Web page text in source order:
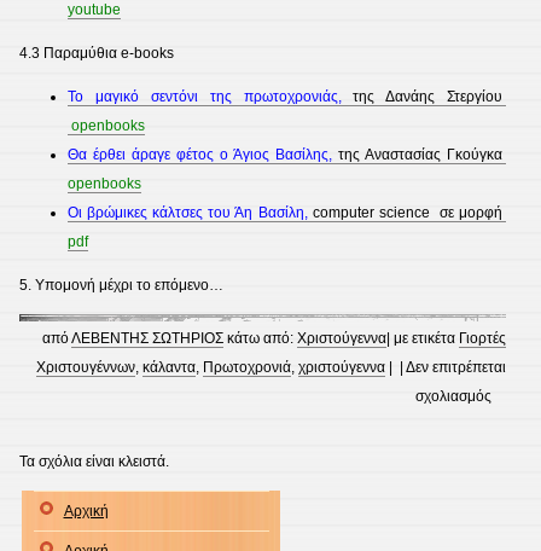
youtube
4.3 Παραμύθια e-books
Το μαγικό σεντόνι της πρωτοχρονιάς,της Δανάης Στεργίου
openbooks
Θα έρθει άραγε φέτος ο Άγιος Βασίλης,της Αναστασίας Γκούγκα
openbooks
Οι βρώμικες κάλτσες του Άη Βασίλη, computer science σε μορφή
pdf
5. Υπομονή μέχρι το επόμενο…
απόΛΕΒΕΝΤΗΣ ΣΩΤΗΡΙΟΣ κάτω από:Χριστούγεννα | με ετικέτα Γιορτές
Χριστουγέννων,κάλαντα, Πρωτοχρονιά,χριστούγεννα | |Δεν επιτρέπεται
σχολιασμός
Τα σχόλια είναι κλειστά.
Αρχική